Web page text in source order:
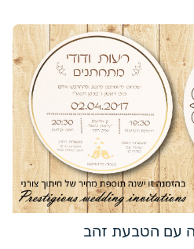
עם הטבעת זהב